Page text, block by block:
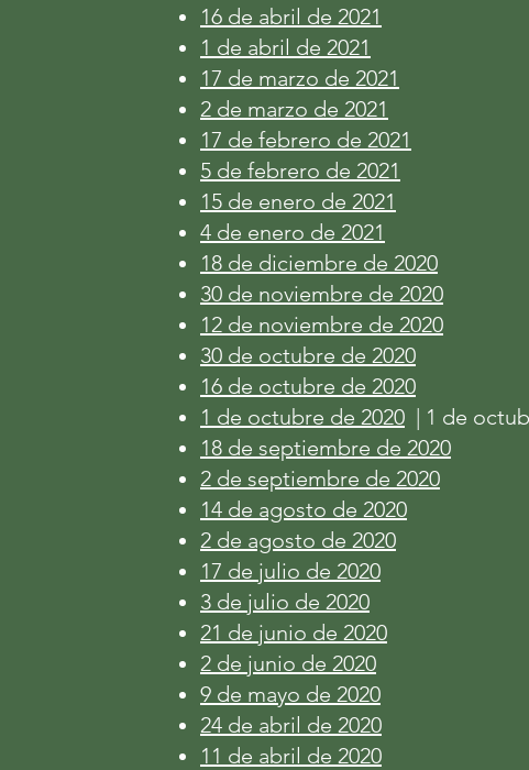
16 de abril de 2021
1 de abril de 2021
17 de marzo de 2021
2 de marzo de 2021
17 de febrero de 2021
5 de febrero de 2021
15 de enero de 2021
4 de enero de 2021
18 de diciembre de 2020
30 de noviembre de 2020
12 de noviembre de 2020
30 de octubre de 2020
16 de octubre de 2020
1 de octubre de 2020 | 1 de
18 de septiembre de 2020
2 de septiembre de 2020
14 de agosto de 2020
2 de agosto de 2020
17 de julio de 2020
3 de julio de 2020
21 de junio de 2020
2 de junio de 2020
9 de mayo de 2020
24 de abril de 2020
11 de abril de 2020